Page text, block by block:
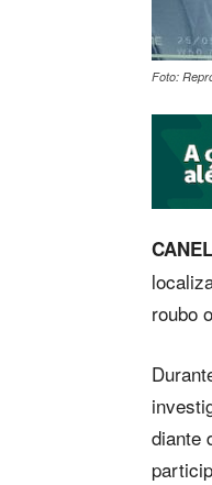
Foto:
roubo
diante